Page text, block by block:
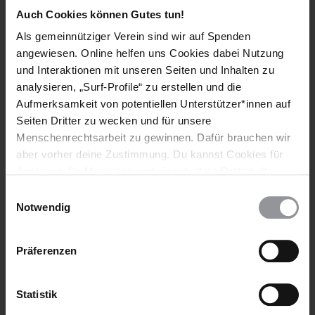
Auch Cookies können Gutes tun!
Als gemeinnütziger Verein sind wir auf Spenden
angewiesen. Online helfen uns Cookies dabei Nutzung
und Interaktionen mit unseren Seiten und Inhalten zu
analysieren, „Surf-Profile“ zu erstellen und die
Aufmerksamkeit von potentiellen Unterstützer*innen auf
Seiten Dritter zu wecken und für unsere
Menschenrechtsarbeit zu gewinnen. Dafür brauchen wir
aber vorher deine Zustimmung. Du kannst Cookies für
wieder ändern. Diesen Banner kannst Du über den Link
Notwendig
Präferenzen
Statistik
Weitere Artikel
Deutschland: Mehr Gewalt gegen queere Menschen
Nicht erst seit dem Anschlag auf den CSD in Berlin erfahren
queere Menschen in Deutschland Gewalt. Zugleich streicht